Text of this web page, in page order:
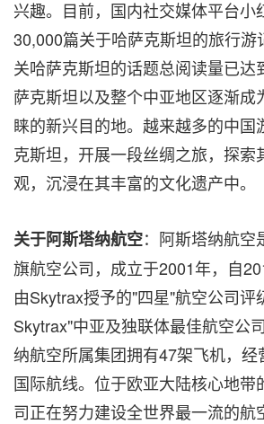
兴趣。目前，国内社交媒体平台小
30,000篇关于哈萨克斯坦的旅行游
关哈萨克斯坦的话题总阅读量已达
萨克斯坦以及整个中亚地区逐渐成
睐的新兴目的地。越来越多的中国
克斯坦，开展一段丝绸之旅，探索
观，沉浸在其丰富的文化遗产中。
关于阿斯塔纳航空：阿斯塔纳航空
旗航空公司，成立于2001年，自
由Skytrax授予的"四星"航空公司评
Skytrax"中亚及独联体最佳航空公
纳航空所属集团拥有47架飞机，
国际航线。位于欧亚大陆核心地带
司正在努力建设全世界最一流的航